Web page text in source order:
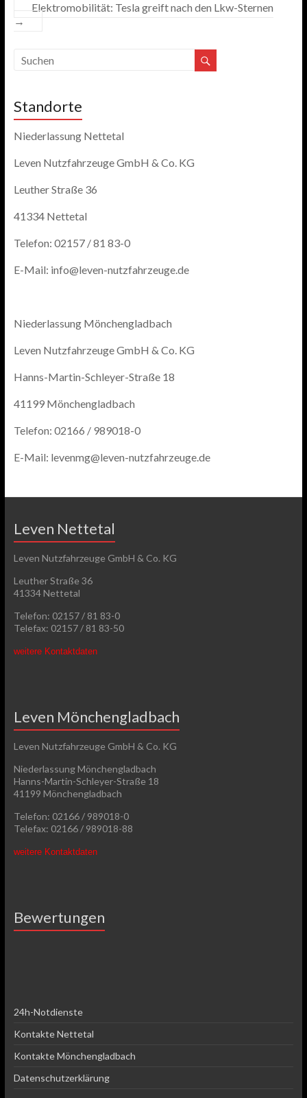
Elektromobilität: Tesla greift nach den Lkw-Sternen
→
Standorte
Niederlassung Nettetal
Leven Nutzfahrzeuge GmbH & Co. KG
Leuther Straße 36
41334 Nettetal
Telefon: 02157 / 81 83-0
E-Mail: info@leven-nutzfahrzeuge.de
Niederlassung Mönchengladbach
Leven Nutzfahrzeuge GmbH & Co. KG
Hanns-Martin-Schleyer-Straße 18
41199 Mönchengladbach
Telefon: 02166 / 989018-0
E-Mail: levenmg@leven-nutzfahrzeuge.de
Leven Nettetal
Leven Nutzfahrzeuge GmbH & Co. KG
Leuther Straße 36
41334 Nettetal
Telefon: 02157 / 81 83-0
Telefax: 02157 / 81 83-50
weitere Kontaktdaten
Leven Mönchengladbach
Leven Nutzfahrzeuge GmbH & Co. KG
Niederlassung Mönchengladbach
Hanns-Martin-Schleyer-Straße 18
41199 Mönchengladbach
Telefon: 02166 / 989018-0
Telefax: 02166 / 989018-88
weitere Kontaktdaten
Bewertungen
24h-Notdienste
Kontakte Nettetal
Kontakte Mönchengladbach
Datenschutzerklärung